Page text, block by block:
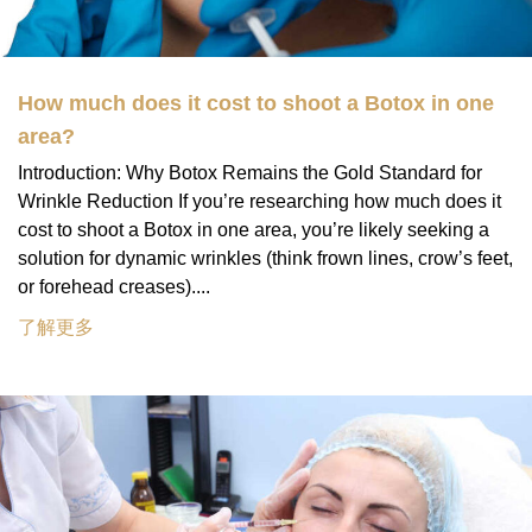
How much does it cost to shoot a Botox in one
area?
Introduction: Why Botox Remains the Gold Standard for
Wrinkle Reduction If you’re researching how much does it
cost to shoot a Botox in one area, you’re likely seeking a
solution for dynamic wrinkles (think frown lines, crow’s feet,
or forehead creases)....
了解更多